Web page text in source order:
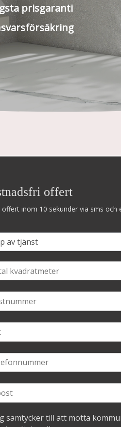
prisgaranti
offert
offert inom 10 sekunder via sms och
samtycker till att motta